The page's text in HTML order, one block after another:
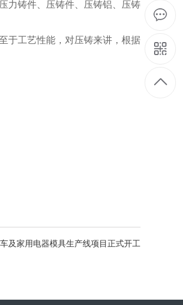
力铸件、压铸件、压铸铝、压铸
于工艺性能，对压铸来讲，根据
及家用电器模具生产线项目正式开工